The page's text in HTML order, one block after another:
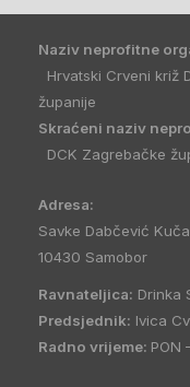
Naziv neprofitne
Hrvatski Crveni križ
županije
Skraćeni naziv
DCK Zagrebačke
Adresa:
Savke Dabčević
10430 Samobor
Ravnateljica: Drinka
Predsjednik: Ivica
Radno vrijeme: PON